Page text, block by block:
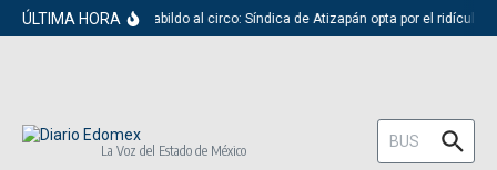
Saltar al contenido
ÚLTIMA HORADel cabildo al circo: Síndica de Atizapán opta por el ridículo
La Voz del Estado de México
Buscar: